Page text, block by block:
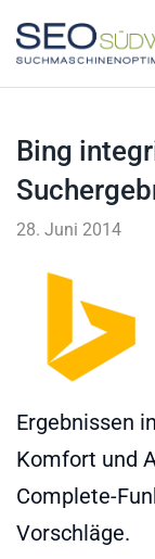
Skip to
Bing
28. Juni 2014
Ergebnissen
Komfort und
Complete-
Vorschläge.